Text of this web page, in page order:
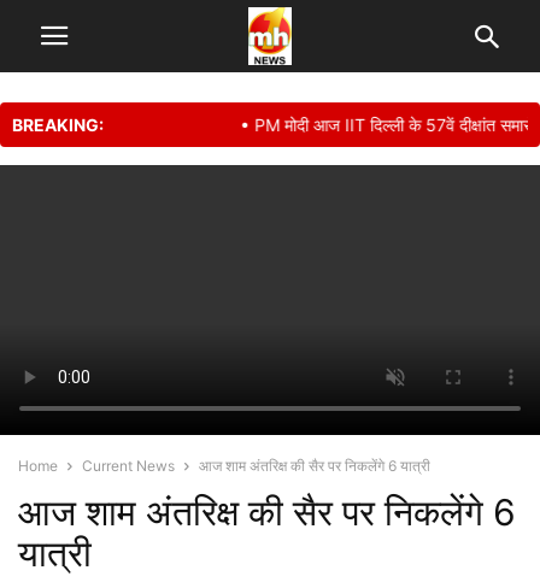
BREAKING: • PM मोदी आज IIT दिल्ली के 57वें दीक्षांत समारोह
Home Current News आज शाम अंतरिक्ष की सैर पर निकलेंगे 6 यात्री
आज शाम अंतरिक्ष की सैर पर निकलेंगे 6
यात्री